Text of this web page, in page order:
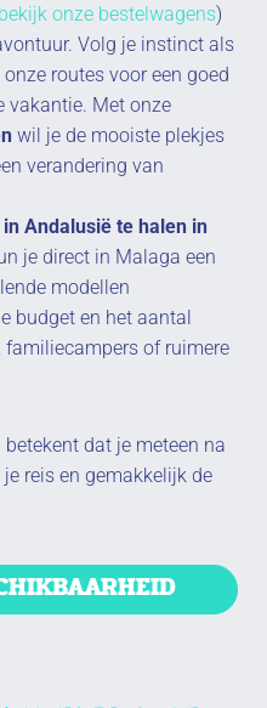
onze bestelwagens)
Volg je instinct als
routes voor een goed
vakantie. Met onze
wil je de mooiste plekjes
verandering van
Andalusië te halen in
je direct in Malaga een
modellen
budget en het aantal
familiecampers of ruimere
betekent dat je meteen na
reis en gemakkelijk de